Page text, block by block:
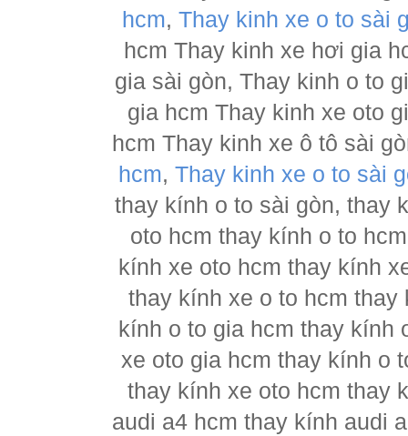
hcm, Thay kinh xe o to sài
hcm Thay kinh xe hơi gia
gia sài gòn, Thay kinh o to
gia hcm Thay kinh xe oto
hcm Thay kinh xe ô tô sài
hcm,Thay kinh xe o to sài
thay kính o to sài gòn, thay
oto hcm thay kính o to
kính xe oto hcm thay kính
thay kính xe o to hcm
kính o to gia hcm thay kính
xe oto gia hcm thay kính o
thay kính xe oto hcm thay
audi a4 hcm thay kính audi